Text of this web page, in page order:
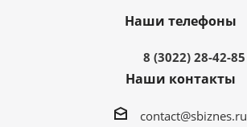
Наши телефоны
8 (3022) 28-42-85
Наши контакты
contact@sbiznes.ru